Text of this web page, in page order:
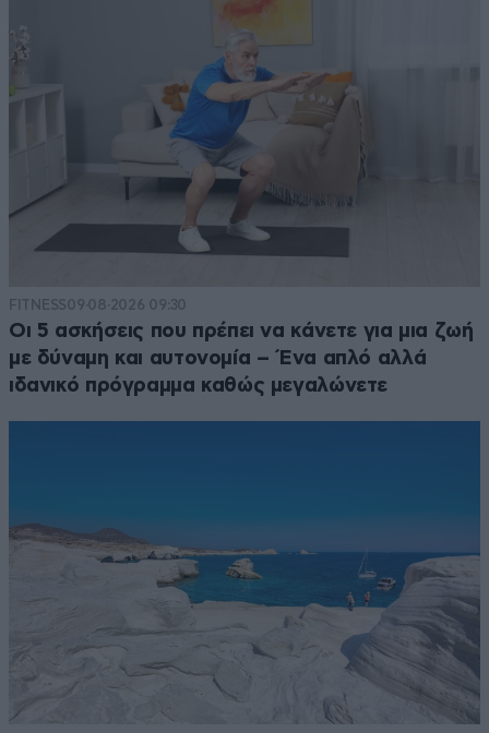
FITNESS09·08·2026 09:30
Οι 5 ασκήσεις που πρέπει να κάνετε για μια ζωή
με δύναμη και αυτονομία – Ένα απλό αλλά
ιδανικό πρόγραμμα καθώς μεγαλώνετε